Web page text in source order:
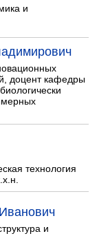
и
доцент кафедры
технология
и